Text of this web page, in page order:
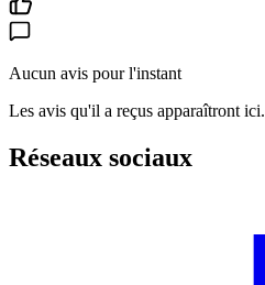
Aucun avis pour l'instant
Les avis qu'il a reçus apparaîtront ici.
Réseaux sociaux